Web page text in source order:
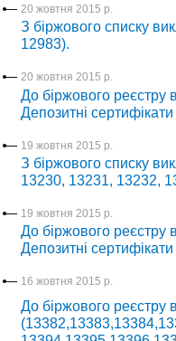
20 жовтня 2015 р.
З біржового списку
12983).
20 жовтня 2015 р.
До біржового реєстру
Депозитні
19 жовтня 2015 р.
З біржового списку
13230, 13231, 13232,
19 жовтня 2015 р.
До біржового реєстру
Депозитні
16 жовтня 2015 р.
До біржового реєстру